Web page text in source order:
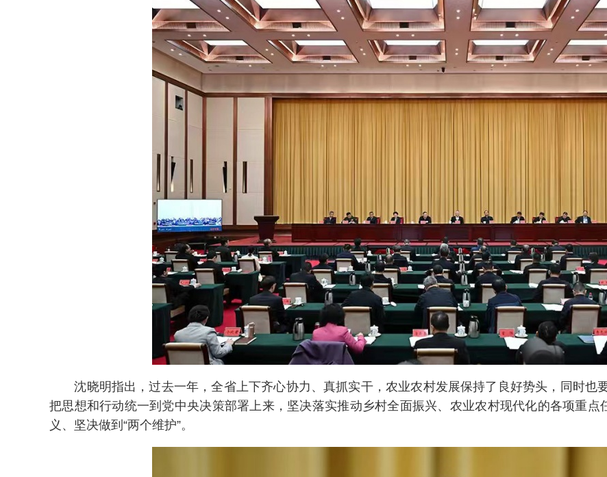
沈晓明指出，过去一年，全省上下齐心协力、真抓实干，农业农村发展保持了良好势头，同时也
把思想和行动统一到党中央决策部署上来，坚决落实推动乡村全面振兴、农业农村现代化的各项重点
义、坚决做到“两个维护”。